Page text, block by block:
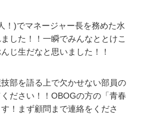
！)でマネージャー長を務めた水
した！！一瞬でみんなととけこ
じ生だなと思いました！！
部を語る上で欠かせない部員の
ださい！！OBOGの方の「青春
！まず顧問まで連絡をくださ